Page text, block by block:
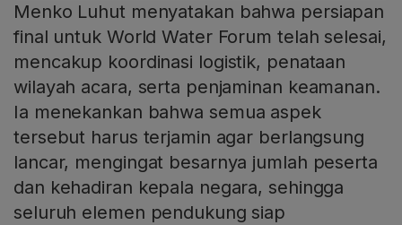
Menko Luhut menyatakan bahwa persiapan
final untuk World Water Forum telah selesai,
mencakup koordinasi logistik, penataan
wilayah acara, serta penjaminan keamanan.
Ia menekankan bahwa semua aspek
tersebut harus terjamin agar berlangsung
lancar, mengingat besarnya jumlah peserta
dan kehadiran kepala negara, sehingga
seluruh elemen pendukung siap